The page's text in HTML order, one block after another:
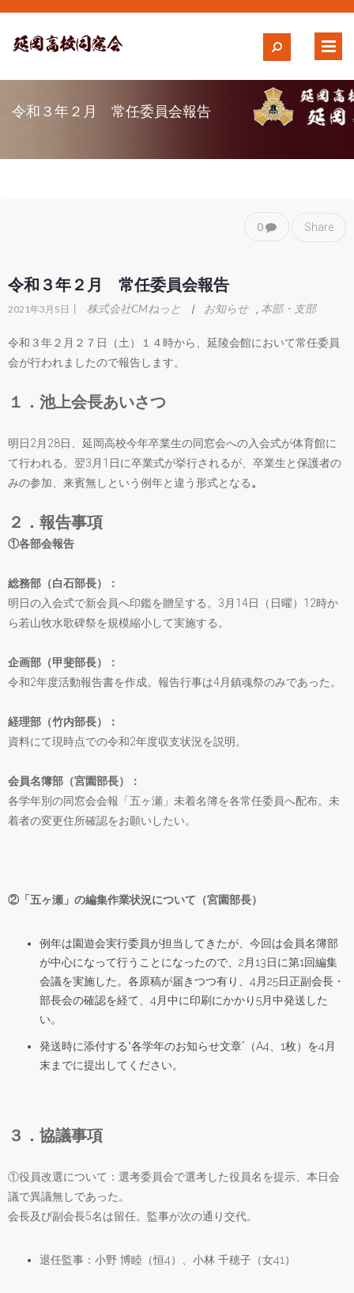
令和３年２月 常任委員会報告
0 Share
令和３年２月 常任委員会報告
2021年3月5日 | 株式会社CMねっと | お知らせ 本部・支部
令和３年２月２７日（土）１４時から、延陵会館において常任委員
会が行われましたので報告します。
１．池上会長あいさつ
明日2月28日、延岡高校今年卒業生の同窓会への入会式が体育館に
て行われる。翌3月1日に卒業式が挙行されるが、卒業生と保護者の
みの参加、来賓無しという例年と違う形式となる。
２．報告事項
①各部会報告
総務部（白石部長）：
明日の入会式で新会員へ印鑑を贈呈する。3月14日（日曜）12時か
ら若山牧水歌碑祭を規模縮小して実施する。
企画部（甲斐部長）：
令和2年度活動報告書を作成。報告行事は4月鎮魂祭のみであった。
経理部（竹内部長）：
資料にて現時点での令和2年度収支状況を説明。
会員名簿部（宮園部長）：
各学年別の同窓会会報「五ヶ瀬」未着名簿を各常任委員へ配布。未
着者の変更住所確認をお願いしたい。
②「五ヶ瀬」の編集作業状況について（宮園部長）
例年は園遊会実行委員が担当してきたが、今回は会員名簿部
が中心になって行うことになったので、2月13日に第1回編集
会議を実施した。各原稿が届きつつ有り、4月25日正副会長・
部長会の確認を経て、4月中に印刷にかかり5月中発送した
い。
発送時に添付する“各学年のお知らせ文章”（A4、1枚）を4月
末までに提出してください。
３．協議事項
①役員改選について：選考委員会で選考した役員名を提示、本日会
議で異議無しであった。
会長及び副会長5名は留任。監事が次の通り交代。
退任監事：小野 博睦（恒4）、小林 千穂子（女41）